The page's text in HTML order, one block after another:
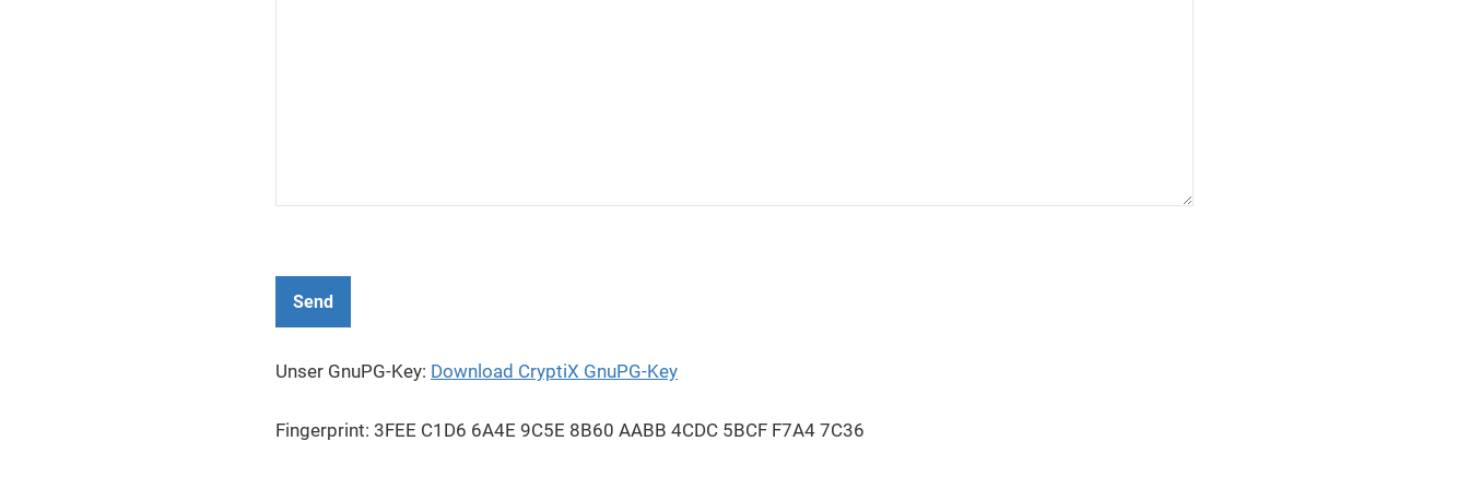
Unser GnuPG-Key: Download CryptiX GnuPG-Key
Fingerprint: 3FEE C1D6 6A4E 9C5E 8B60 AABB 4CDC 5BCF F7A4 7C36